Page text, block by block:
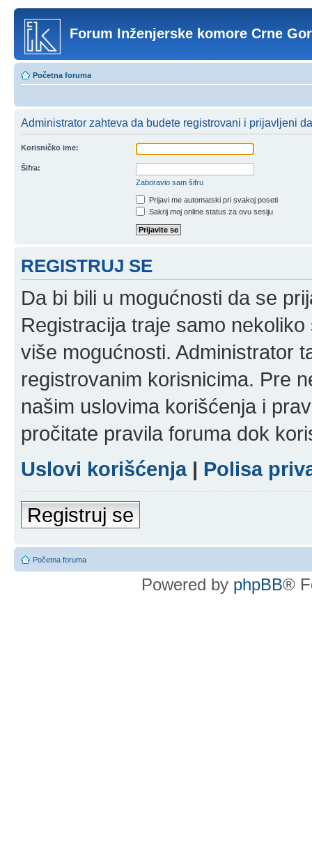
Forum Inženjerske komore Crne
Početna foruma
Administrator zahteva da budete registrovani i prijavljeni
Korisničko ime:
Šifra:
Zaboravio sam šifru
Prijavi me automatski pri svakoj poseti
Sakrij moj online status za ovu sesiju
REGISTRUJ SE
Da bi bili u mogućnosti da se
Registracija traje samo
više mogućnosti. Administrator
registrovanim korisnicima. Pre
našim uslovima korišćenja i
pročitate pravila foruma dok
Uslovi korišćenja| Polisa
Registruj se
Početna foruma
Powered by phpBB®